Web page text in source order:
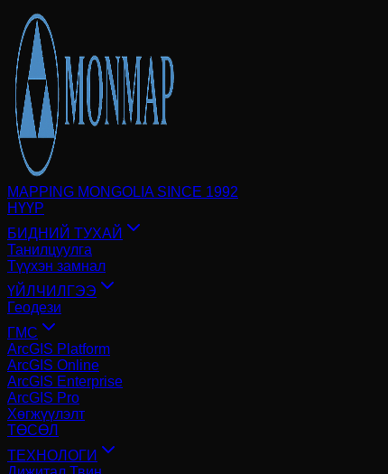
MAPPING MONGOLIA SINCE 1992
НҮҮР
БИДНИЙ ТУХАЙ
Танилцуулга
Түүхэн замнал
ҮЙЛЧИЛГЭЭ
Геодези
ГМС
ArcGIS Platform
ArcGIS Online
ArcGIS Enterprise
ArcGIS Pro
Хөгжүүлэлт
ТӨСӨЛ
ТЕХНОЛОГИ